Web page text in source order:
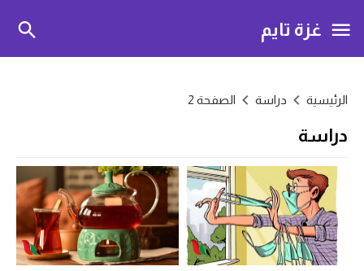
غزة تايم
الرئيسية دراسة الصفحة 2
دراسة